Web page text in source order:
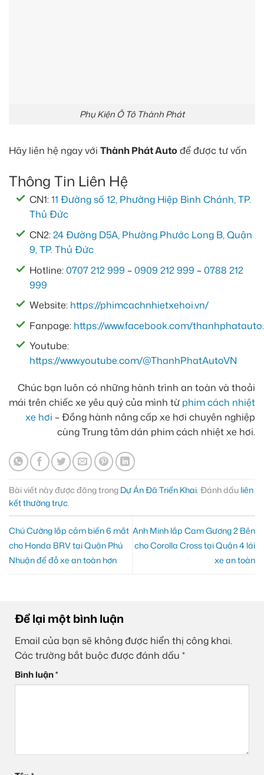
Phụ Kiện Ô Tô Thành Phát
Hãy liên hệ ngay với Thành Phát Auto để được tư vấn
Thông Tin Liên Hệ
CN1:11 Đường số 12, Phường Hiệp Bình Chánh, TP.
Thủ Đức
CN2:24 Đường D5A, Phường Phước Long B, Quận
9, TP. Thủ Đức
Hotline:0707 212 999 –0909 212 999 –0788 212
999
Website: https://phimcachnhietxehoi.vn/
Fanpage: https://www.facebook.com/
Youtube:
https://www.youtube.com/@ThanhPhatAutoVN
Chúc bạn luôn có những hành trình an toàn và thoải
mái trên chiếc xe yêu quý của mình từ phim cách nhiệt
xe hơi – Đồng hành nâng cấp xe hơi chuyên nghiệp
cùng Trung tâm dán phim cách nhiệt xe hơi.
Bài viết này được đăng trong Dự Án Đã Triển Khai. Đánh dấu liên
kết thường trực.
Chú Cường lắp cảm biến 6 mắt
cho Honda BRV tại Quận Phú
Nhuận để đỗ xe an toàn hơn
Anh Minh lắp Cam Gương 2 Bên
cho Corolla Cross tại Quận 4 lái
xe an toàn
Để lại một bình luận
Email của bạn sẽ không được hiển thị công khai.
Các trường bắt buộc được đánh dấu *
Bình luận*